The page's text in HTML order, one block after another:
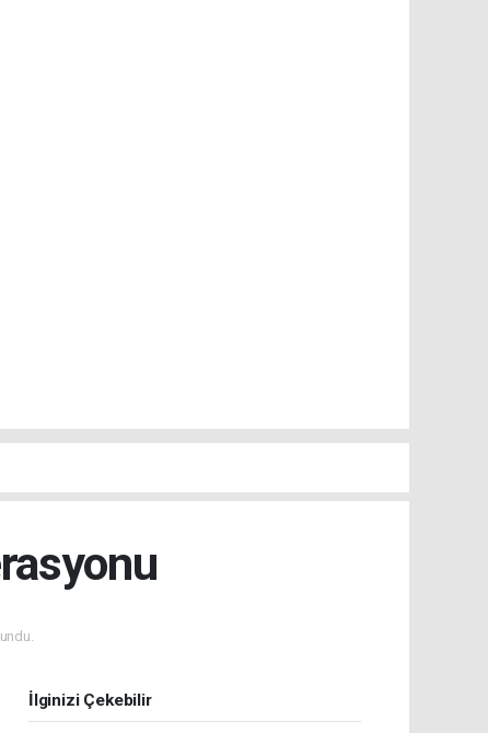
İlginizi Çekebilir